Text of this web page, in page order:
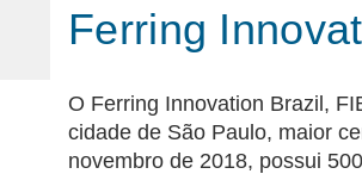
Ferring
O Ferring Innovation Brazil,
cidade de São Paulo, maior
novembro de 2018, possui